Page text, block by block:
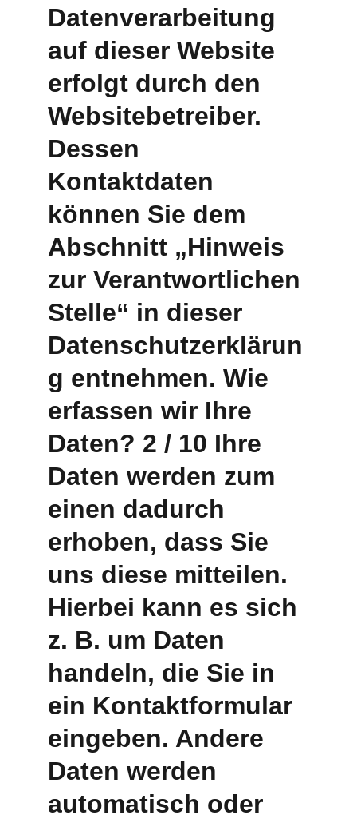
Datenverarbeitung
auf dieser Website
erfolgt durch den
Websitebetreiber.
Dessen
Kontaktdaten
können Sie dem
Abschnitt „Hinweis
zur Verantwortlichen
Stelle“ in dieser
Datenschutzerklärun
g entnehmen. Wie
erfassen wir Ihre
Daten? 2 / 10 Ihre
Daten werden zum
einen dadurch
erhoben, dass Sie
uns diese mitteilen.
Hierbei kann es sich
z. B. um Daten
handeln, die Sie in
ein Kontaktformular
eingeben. Andere
Daten werden
automatisch oder